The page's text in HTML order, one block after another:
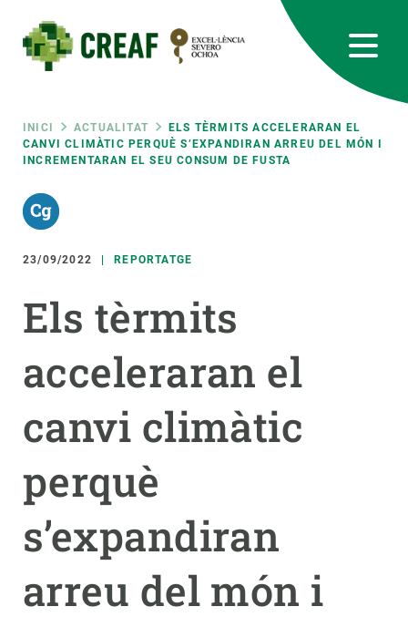
contingut
Fil
d'ariadna
INICI ACTUALITAT
ELS TÈRMITS ACCELERARAN EL
CANVI CLIMÀTIC PERQUÈ S’EXPANDIRAN ARREU DEL MÓN I
INCREMENTARAN EL SEU CONSUM DE FUSTA
23/09/2022 REPORTATGE
Els tèrmits
acceleraran el
canvi climàtic
perquè
s’expandiran
arreu del món i
RRSS
Featured
responsive
Responsive
menu
RECERCA
CIÈNCIA EN ACCIÓ
NOTÍCIES I AGENDA